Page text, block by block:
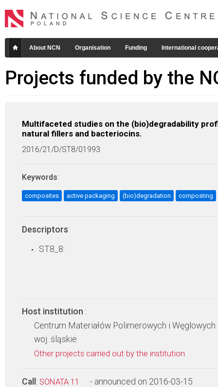
About NCN Organisation Funding International
Projects funded by the
Multifaceted studies on the (bio)degradability
natural fillers and bacteriocins.
2016/21/D/ST8/01993
Keywords:
composites active packaging (bio)degradation composting
Descriptors:
ST8_8:
Host institution :
Centrum Materiałów Polimerowych i Węglowych
woj. śląskie
Other projects carried out by the institution
Call : SONATA 11 - announced on 2016-03-15